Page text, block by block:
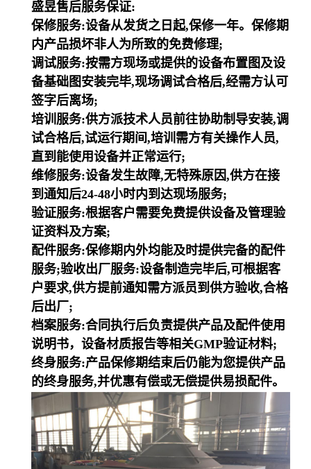
盛昱售后服务保证:
保修服务:设备从发货之日起,保修一年。保修期
内产品损坏非人为所致的免费修理;
调试服务:按需方现场或提供的设备布置图及设
备基础图安装完毕,现场调试合格后,经需方认可
签字后离场;
培训服务:供方派技术人员前往协助制导安装,调
试合格后,试运行期间,培训需方有关操作人员,
直到能使用设备并正常运行;
维修服务:设备发生故障,无特殊原因,供方在接
到通知后24-48小时内到达现场服务;
验证服务:根据客户需要免费提供设备及管理验
证资料及方案;
配件服务:保修期内外均能及时提供完备的配件
服务;验收出厂服务:设备制造完毕后,可根据客
户要求,供方提前通知需方派员到供方验收,合格
后出厂;
档案服务:合同执行后负责提供产品及配件使用
说明书，设备材质报告等相关GMP验证材料;
终身服务:产品保修期结束后仍能为您提供产品
的终身服务,并优惠有偿或无偿提供易损配件。